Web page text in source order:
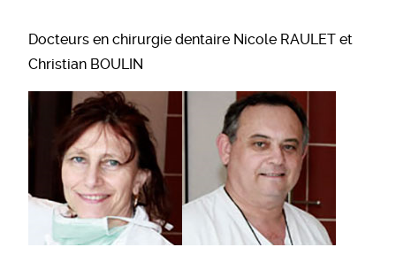
Docteurs en chirurgie dentaire Nicole RAULET et
Christian BOULIN